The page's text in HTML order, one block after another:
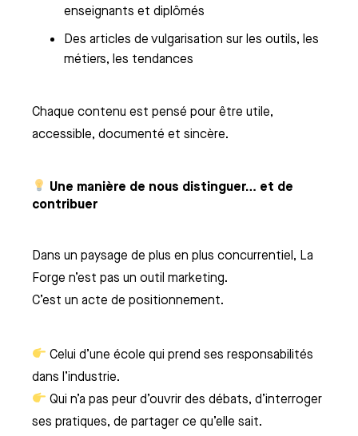
INITIALE
3D & VFX
GAME
GAME
DESIGN
INFORMATIQUE ET
CREATOR
SFX
FORMATIONS
DE PRODUCTION
DES TALENTS
PRO AU PIDS ENGHIEN
VAE
DÉCOUVERTE : LA
SCHOOL
ARTFX
CHARTE ÉTHIQUE
enseignants et diplômés
Des articles de vulgarisation sur les outils, les
métiers, les tendances
Chaque contenu est pensé pour être utile,
accessible, documenté et sincère.
Une manière de nous distinguer… et de
contribuer
Dans un paysage de plus en plus concurrentiel, La
Forge n’est pas un outil marketing.
C’est un acte de positionnement.
Celui d’une école qui prend ses responsabilités
dans l’industrie.
Qui n’a pas peur d’ouvrir des débats, d’interroger
ses pratiques, de partager ce qu’elle sait.